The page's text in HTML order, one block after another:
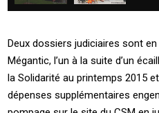
Deux dossiers judiciaires sont
Mégantic, l’un à la suite d’un
la Solidarité au printemps 2015
dépenses supplémentaires